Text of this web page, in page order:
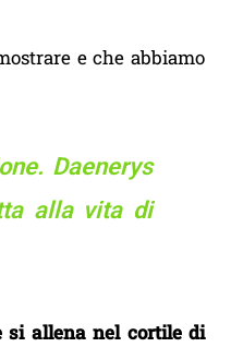
e che abbiamo
Daenerys
alla vita di
si allena nel cortile di